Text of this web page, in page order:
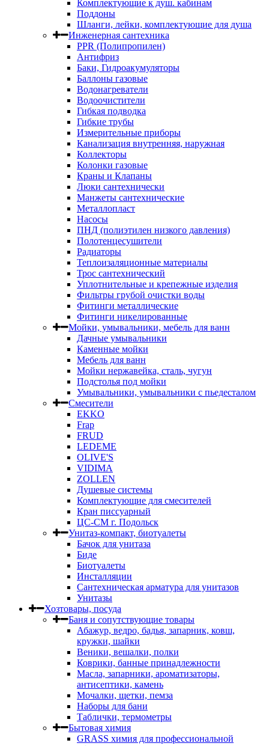
Комплектующие к душ. кабинам
Поддоны
Шланги, лейки, комплектующие для душа
Инженерная сантехника
PPR (Полипропилен)
Антифриз
Баки, Гидроакумуляторы
Баллоны газовые
Водонагреватели
Водоочистители
Гибкая подводка
Гибкие трубы
Измерительные приборы
Канализация внутренняя, наружная
Коллекторы
Колонки газовые
Краны и Клапаны
Люки сантехнически
Манжеты сантехнические
Металлопласт
Насосы
ПНД (полиэтилен низкого давления)
Полотенцесушители
Радиаторы
Теплоизаляционные материалы
Трос сантехнический
Уплотнительные и крепежные изделия
Фильтры грубой очистки воды
Фитинги металлические
Фитинги никелированные
Мойки, умывальники, мебель для ванн
Дачные умывальники
Каменные мойки
Мебель для ванн
Мойки нержавейка, сталь, чугун
Подстолья под мойки
Умывальники, умывальники с пьедесталом
Смесители
EKKO
Frap
FRUD
LEDEME
OLIVE'S
VIDIMA
ZOLLEN
Душевые системы
Комплектующие для смесителей
Кран писсуарный
ЦС-СМ г. Подольск
Унитаз-компакт, биотуалеты
Бачок для унитаза
Биде
Биотуалеты
Инсталляции
Сантехническая арматура для унитазов
Унитазы
Хозтовары, посуда
Баня и сопутствующие товары
Абажур, ведро, бадья, запарник, ковш,
кружки, шайки
Веники, вешалки, полки
Коврики, банные принадлежности
Масла, запарники, ароматизаторы,
антисептики, камень
Мочалки, щетки, пемза
Наборы для бани
Таблички, термометры
Бытовая химия
GRASS химия для профессиональной